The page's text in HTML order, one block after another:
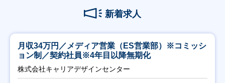
新着求人
月収34万円／メディア営業（ES営業部）※コミッシ
ョン制／契約社員※4年目以降無期化
株式会社キャリアデザインセンター